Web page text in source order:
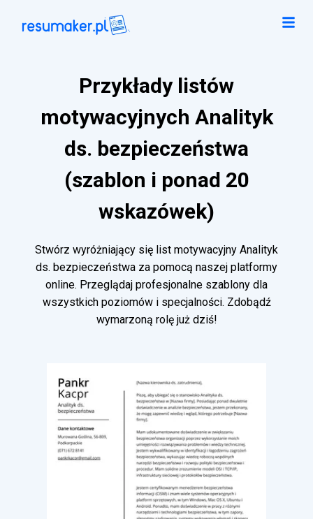
Przykłady listów
motywacyjnych Analityk
ds. bezpieczeństwa
(szablon i ponad 20
wskazówek)
Stwórz wyróżniający się list motywacyjny Analityk
ds. bezpieczeństwa za pomocą naszej platformy
online. Przeglądaj profesjonalne szablony dla
wszystkich poziomów i specjalności. Zdobądź
wymarzoną rolę już dziś!